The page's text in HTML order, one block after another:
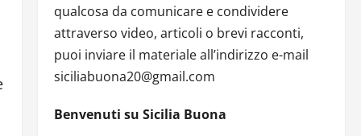
qualcosa da comunicare e condividere
attraverso video, articoli o brevi racconti,
puoi inviare il materiale all’indirizzo e-mail
siciliabuona20@gmail.com
Benvenuti su Sicilia Buona